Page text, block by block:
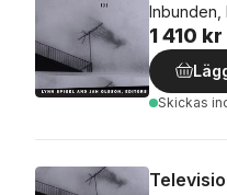
Inbunden,
1 410 kr
Skickas